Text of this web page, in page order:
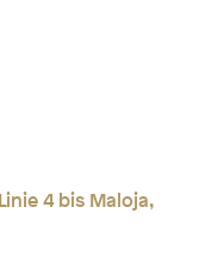
4 bis Maloja,